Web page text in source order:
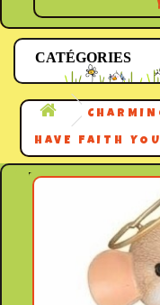
CATÉGORIES
HAVE FAITH